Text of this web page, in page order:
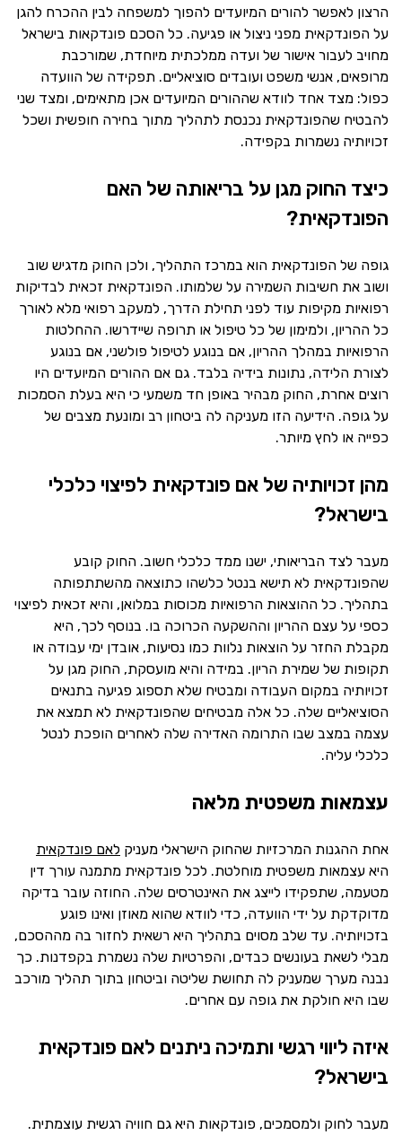
הרצון לאפשר להורים המיועדים להפוך למשפחה לבין ההכרח להגן
על הפונדקאית מפני ניצול או פגיעה. כל הסכם פונדקאות בישראל
מחויב לעבור אישור של ועדה ממלכתית מיוחדת, שמורכבת
מרופאים, אנשי משפט ועובדים סוציאליים. תפקידה של הוועדה
כפול: מצד אחד לוודא שההורים המיועדים אכן מתאימים, ומצד שני
להבטיח שהפונדקאית נכנסת לתהליך מתוך בחירה חופשית ושכל
זכויותיה נשמרות בקפידה.
כיצד החוק מגן על בריאותה של האם
הפונדקאית?
גופה של הפונדקאית הוא במרכז התהליך, ולכן החוק מדגיש שוב
ושוב את חשיבות השמירה על שלמותו. הפונדקאית זכאית לבדיקות
רפואיות מקיפות עוד לפני תחילת הדרך, למעקב רפואי מלא לאורך
כל ההריון, ולמימון של כל טיפול או תרופה שיידרשו. ההחלטות
הרפואיות במהלך ההריון, אם בנוגע לטיפול פולשני, אם בנוגע
לצורת הלידה, נתונות בידיה בלבד. גם אם ההורים המיועדים היו
רוצים אחרת, החוק מבהיר באופן חד משמעי כי היא בעלת הסמכות
על גופה. הידיעה הזו מעניקה לה ביטחון רב ומונעת מצבים של
כפייה או לחץ מיותר.
מהן זכויותיה של אם פונדקאית לפיצוי כלכלי
בישראל?
מעבר לצד הבריאותי, ישנו ממד כלכלי חשוב. החוק קובע
שהפונדקאית לא תישא בנטל כלשהו כתוצאה מהשתתפותה
בתהליך. כל ההוצאות הרפואיות מכוסות במלואן, והיא זכאית לפיצוי
כספי על עצם ההריון וההשקעה הכרוכה בו. בנוסף לכך, היא
מקבלת החזר על הוצאות נלוות כמו נסיעות, אובדן ימי עבודה או
תקופות של שמירת הריון. במידה והיא מועסקת, החוק מגן על
זכויותיה במקום העבודה ומבטיח שלא תספוג פגיעה בתנאים
הסוציאליים שלה. כל אלה מבטיחים שהפונדקאית לא תמצא את
עצמה במצב שבו התרומה האדירה שלה לאחרים הופכת לנטל
כלכלי עליה.
עצמאות משפטית מלאה
אחת ההגנות המרכזיות שהחוק הישראלי מעניק לאם פונדקאית
היא עצמאות משפטית מוחלטת. לכל פונדקאית מתמנה עורך דין
מטעמה, שתפקידו לייצג את האינטרסים שלה. החוזה עובר בדיקה
מדוקדקת על ידי הוועדה, כדי לוודא שהוא מאוזן ואינו פוגע
בזכויותיה. עד שלב מסוים בתהליך היא רשאית לחזור בה מההסכם,
מבלי לשאת בעונשים כבדים, והפרטיות שלה נשמרת בקפדנות. כך
נבנה מערך שמעניק לה תחושת שליטה וביטחון בתוך תהליך מורכב
שבו היא חולקת את גופה עם אחרים.
איזה ליווי רגשי ותמיכה ניתנים לאם פונדקאית
בישראל?
מעבר לחוק ולמסמכים, פונדקאות היא גם חוויה רגשית עוצמתית.